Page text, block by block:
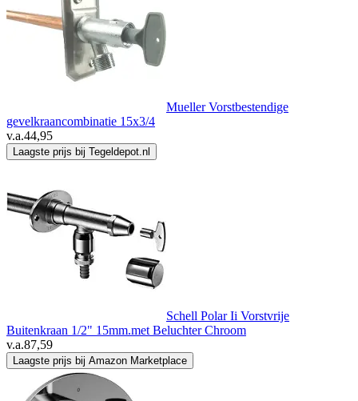
Mueller Vorstbestendige
gevelkraancombinatie 15x3/4
v.a.44,95
Laagste prijs bij Tegeldepot.nl
Schell Polar Ii Vorstvrije
Buitenkraan 1/2" 15mm.met Beluchter Chroom
v.a.87,59
Laagste prijs bij Amazon Marketplace